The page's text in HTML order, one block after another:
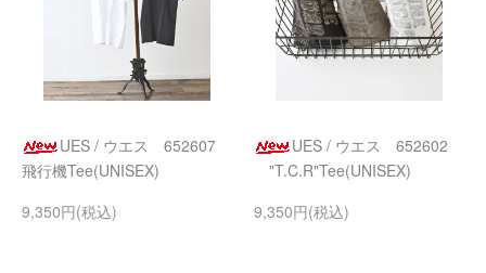
UES / ウエス 652607
飛行機Tee(UNISEX)
9,350円(税込)
UES / ウエス 652602
"T.C.R"Tee(UNISEX)
9,350円(税込)